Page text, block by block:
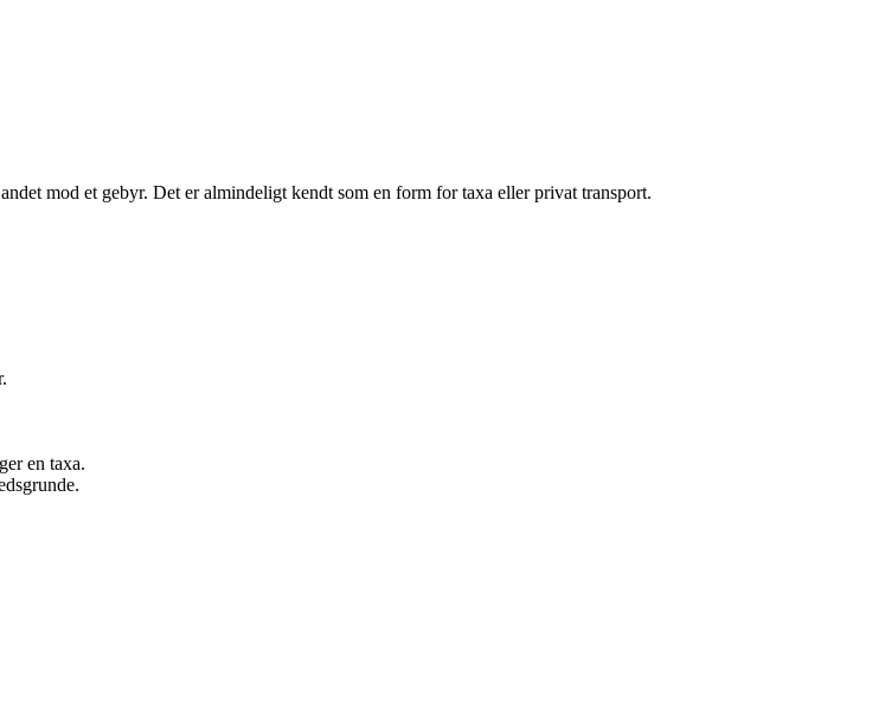
mod et gebyr. Det er almindeligt kendt som en form for taxa eller privat transport.
en taxa.